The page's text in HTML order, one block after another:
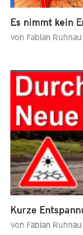
Es nimmt kein
von Fabian Ruhnau
Kurze
von Fabian Ruhnau